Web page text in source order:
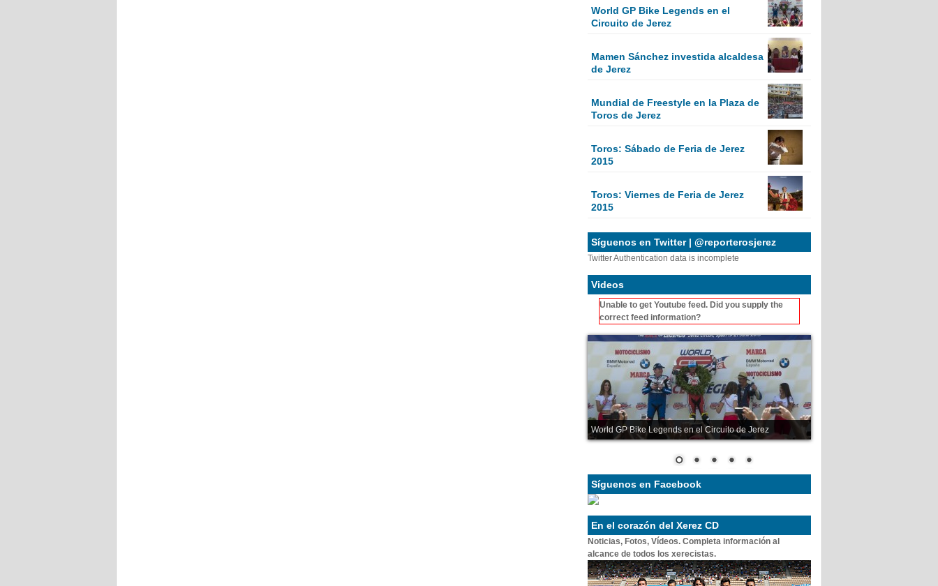
World GP Bike Legends en el
Circuito de Jerez
Mamen Sánchez investida alcaldesa
de Jerez
Mundial de Freestyle en la Plaza de
Toros de Jerez
Toros: Sábado de Feria de Jerez
2015
Toros: Viernes de Feria de Jerez
2015
Síguenos en Twitter | @reporterosjerez
Twitter Authentication data is incomplete
Videos
Unable to get Youtube feed. Did you supply the
correct feed information?
World GP Bike Legends en el Circuito de Jerez
Síguenos en Facebook
En el corazón del Xerez CD
Noticias, Fotos, Vídeos. Completa información al
alcance de todos los xerecistas.